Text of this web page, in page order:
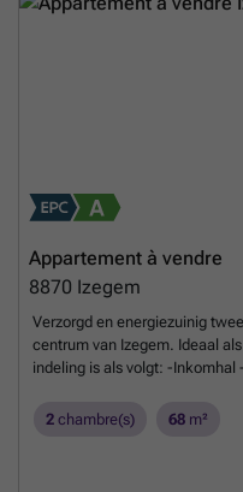
Appartement à vendre
8870 Izegem
Verzorgd en energiezuinig
centrum van Izegem. Ideaal
indeling is als volgt: -
berging in de kelder Extra
garage of staanplaats in de
2 chambre(s) 68 m²